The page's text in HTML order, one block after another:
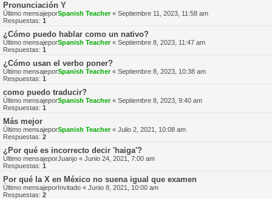
Pronunciación Y
Último mensajeporSpanish Teacher« Septiembre 11, 2023, 11:58 am
Respuestas: 1
¿Cómo puedo hablar como un nativo?
Último mensajeporSpanish Teacher« Septiembre 8, 2023, 11:47 am
Respuestas: 1
¿Cómo usan el verbo poner?
Último mensajeporSpanish Teacher« Septiembre 8, 2023, 10:38 am
Respuestas: 1
como puedo traducir?
Último mensajeporSpanish Teacher« Septiembre 8, 2023, 9:40 am
Respuestas: 1
Más mejor
Último mensajeporSpanish Teacher« Julio 2, 2021, 10:08 am
Respuestas: 2
¿Por qué es incorrecto decir 'haiga'?
Último mensajeporJuanjo « Junio 24, 2021, 7:00 am
Respuestas: 1
Por qué la X en México no suena igual que examen
Último mensajeporInvitado « Junio 8, 2021, 10:00 am
Respuestas: 2